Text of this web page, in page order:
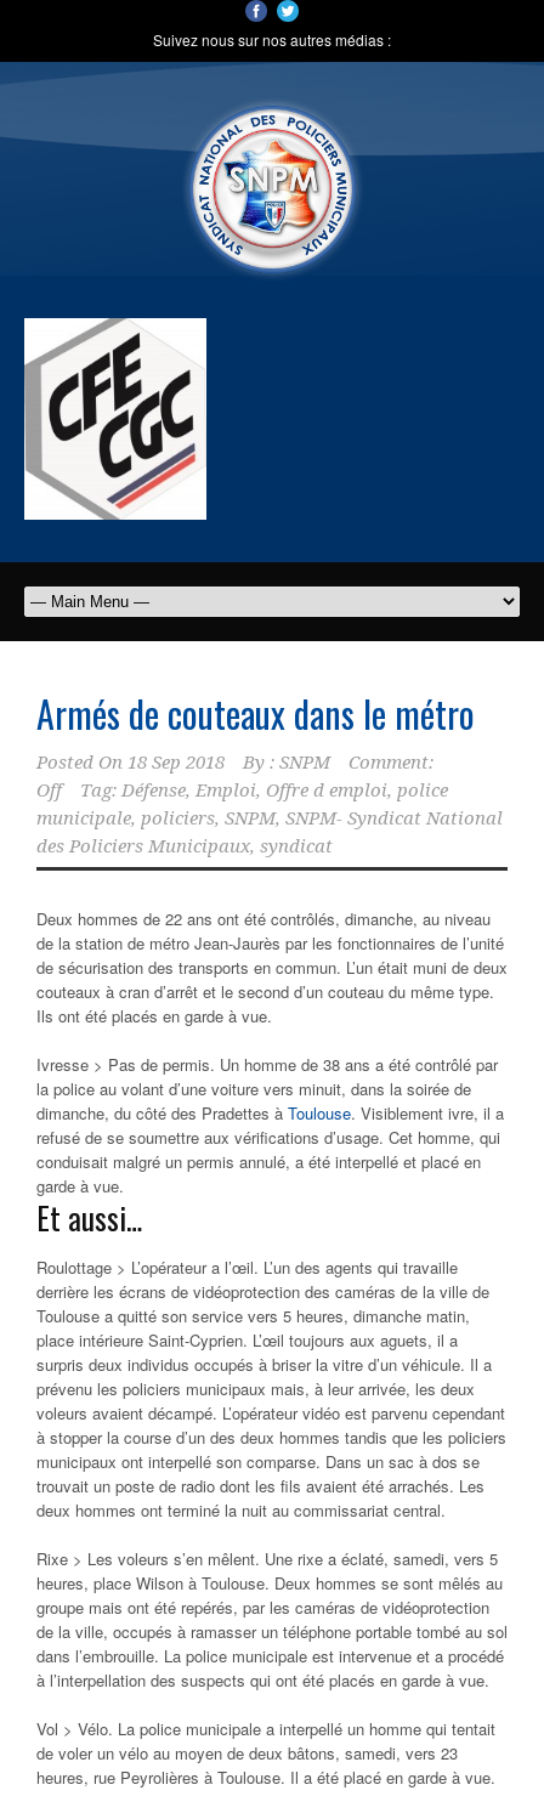
Suivez nous sur nos autres médias :
Armés de couteaux dans le métro
Posted On 18 Sep 2018 By : SNPM
Comment:
Off
Tag: Défense, Emploi, Offre d emploi, police
municipale, policiers, SNPM, SNPM- Syndicat National
des Policiers Municipaux, syndicat
Deux hommes de 22 ans ont été contrôlés, dimanche, au niveau
de la station de métro Jean-Jaurès par les fonctionnaires de l’unité
de sécurisation des transports en commun. L’un était muni de deux
couteaux à cran d’arrêt et le second d’un couteau du même type.
Ils ont été placés en garde à vue.
Ivresse > Pas de permis. Un homme de 38 ans a été contrôlé par
la police au volant d’une voiture vers minuit, dans la soirée de
dimanche, du côté des Pradettes à Toulouse. Visiblement ivre, il a
refusé de se soumettre aux vérifications d’usage. Cet homme, qui
conduisait malgré un permis annulé, a été interpellé et placé en
garde à vue.
Et aussi…
Roulottage > L’opérateur a l’œil. L’un des agents qui travaille
derrière les écrans de vidéoprotection des caméras de la ville de
Toulouse a quitté son service vers 5 heures, dimanche matin,
place intérieure Saint-Cyprien. L’œil toujours aux aguets, il a
surpris deux individus occupés à briser la vitre d’un véhicule. Il a
prévenu les policiers municipaux mais, à leur arrivée, les deux
voleurs avaient décampé. L’opérateur vidéo est parvenu cependant
à stopper la course d’un des deux hommes tandis que les policiers
municipaux ont interpellé son comparse. Dans un sac à dos se
trouvait un poste de radio dont les fils avaient été arrachés. Les
deux hommes ont terminé la nuit au commissariat central.
Rixe > Les voleurs s’en mêlent. Une rixe a éclaté, samedi, vers 5
heures, place Wilson à Toulouse. Deux hommes se sont mêlés au
groupe mais ont été repérés, par les caméras de vidéoprotection
de la ville, occupés à ramasser un téléphone portable tombé au sol
dans l’embrouille. La police municipale est intervenue et a procédé
à l’interpellation des suspects qui ont été placés en garde à vue.
Vol > Vélo. La police municipale a interpellé un homme qui tentait
de voler un vélo au moyen de deux bâtons, samedi, vers 23
heures, rue Peyrolières à Toulouse. Il a été placé en garde à vue.